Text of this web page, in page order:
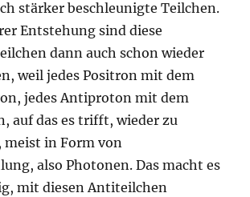
stärker beschleunigte Teilchen.
Entstehung sind diese
dann auch schon wieder
weil jedes Positron mit dem
jedes Antiproton mit dem
auf das es trifft, wieder zu
meist in Form von
also Photonen. Das macht es
mit diesen Antiteilchen